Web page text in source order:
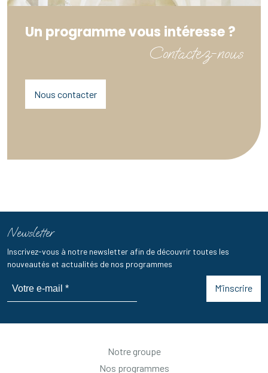
Un programme vous intéresse ?
Contactez-nous
Nous contacter
Newsletter
Inscrivez-vous à notre newsletter afin de découvrir toutes les
nouveautés et actualités de nos programmes
M’inscrire
Notre groupe
Nos programmes